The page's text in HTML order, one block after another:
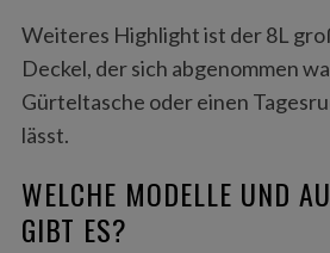
Weiteres Highlight ist der 8L
Deckel, der sich abgenommen
Gürteltasche oder einen
lässt.
WELCHE MODELLE UND
GIBT ES?